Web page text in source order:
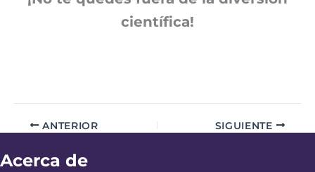
científica!
ANTERIOR SIGUIENTE
Acerca de